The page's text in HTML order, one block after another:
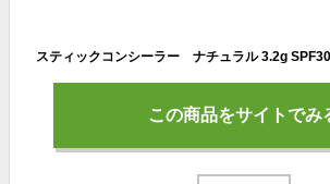
この商品をサイトでみ